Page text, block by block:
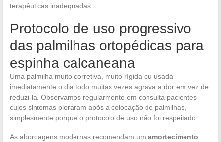
terapêuticas inadequadas.
Protocolo de uso progressivo
das palmilhas ortopédicas para
espinha calcaneana
Uma palmilha muito corretiva, muito rígida ou usada
imediatamente o dia todo muitas vezes agrava a dor em vez de
reduzi-la. Observamos regularmente em consulta pacientes
cujos sintomas pioraram após a colocação de palmilhas,
simplesmente porque o protocolo de uso não foi respeitado.
As abordagens modernas recomendam um amortecimento